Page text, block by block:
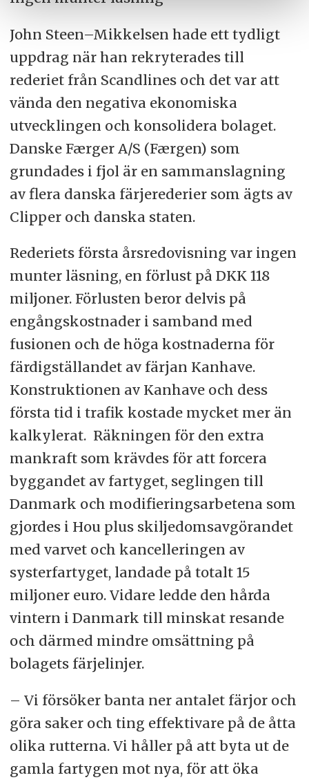
John Steen–Mikkelsen hade ett tydligt
uppdrag när han rekryterades till
rederiet från Scandlines och det var att
vända den negativa ekonomiska
utvecklingen och konsolidera bolaget.
Danske Færger A/S (Færgen) som
grundades i fjol är en sammanslagning
av flera danska färjerederier som ägts av
Clipper och danska staten.
Rederiets första årsredovisning var ingen
munter läsning, en förlust på DKK 118
miljoner. Förlusten beror delvis på
engångskostnader i samband med
fusionen och de höga kostnaderna för
färdigställandet av färjan Kanhave.
Konstruktionen av Kanhave och dess
första tid i trafik kostade mycket mer än
kalkylerat. Räkningen för den extra
mankraft som krävdes för att forcera
byggandet av fartyget, seglingen till
Danmark och modifieringsarbetena som
gjordes i Hou plus skiljedomsavgörandet
med varvet och kancelleringen av
systerfartyget, landade på totalt 15
miljoner euro. Vidare ledde den hårda
vintern i Danmark till minskat resande
och därmed mindre omsättning på
bolagets färjelinjer.
– Vi försöker banta ner antalet färjor och
göra saker och ting effektivare på de åtta
olika rutterna. Vi håller på att byta ut de
gamla fartygen mot nya, för att öka